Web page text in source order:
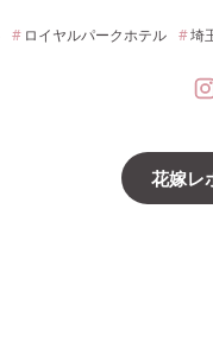
ロイヤルパークホテル 埼
花嫁レ